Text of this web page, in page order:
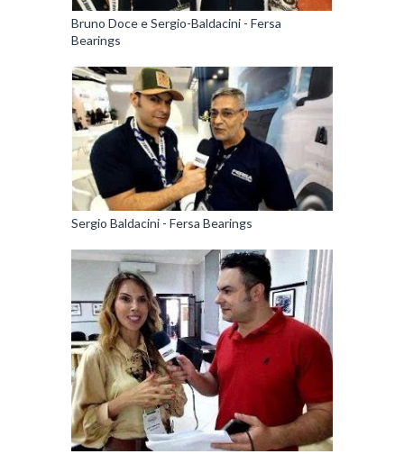
Bruno Doce e Sergio-Baldacini - Fersa
Bearings
Sergio Baldacini - Fersa Bearings